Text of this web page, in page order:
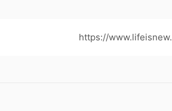
https://